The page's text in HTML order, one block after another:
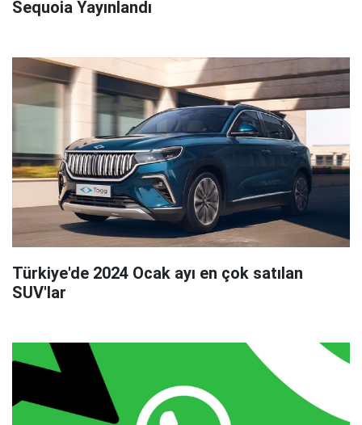
Sequoia Yayınlandı
Türkiye'de 2024 Ocak ayı en çok satılan
SUV'lar